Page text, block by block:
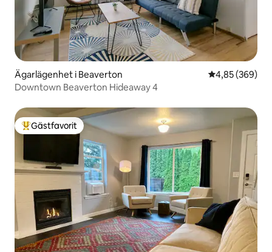
Ägarlägenhet i Beaverton 4,85 av 5 i
4,85 (369)
Downtown Beaverton Hideaway 4
Populär gästfavorit
Gästfavorit